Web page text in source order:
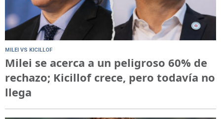
MILEI VS KICILLOF
Milei se acerca a un peligroso 60% de
rechazo; Kicillof crece, pero todavía no
llega